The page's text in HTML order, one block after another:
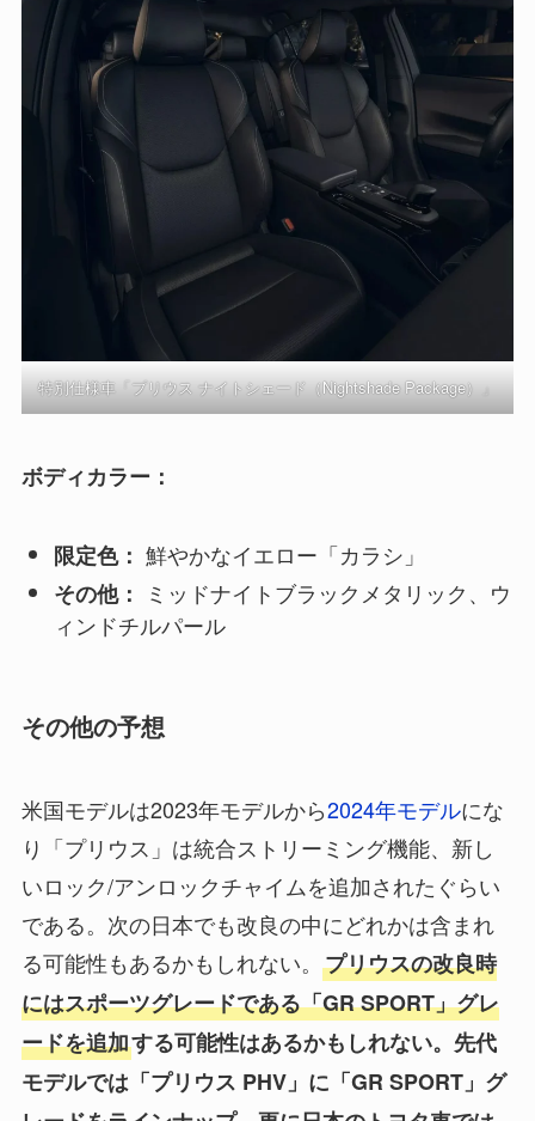
特別仕様車「プリウス ナイトシェード（Nightshade Package）」
ボディカラー：
限定色： 鮮やかなイエロー「カラシ」
その他：
ミッドナイトブラックメタリック、ウ
ィンドチルパール
その他の予想
米国モデルは2023年モデルから2024年モデルにな
り「プリウス」は統合ストリーミング機能、新し
いロック/アンロックチャイムを追加されたぐらい
である。次の日本でも改良の中にどれかは含まれ
る可能性もあるかもしれない。 プリウスの改良時
にはスポーツグレードである「GR SPORT」グレ
ードを追加する可能性はあるかもしれない。先代
モデルでは「プリウス PHV」に「GR SPORT」グ